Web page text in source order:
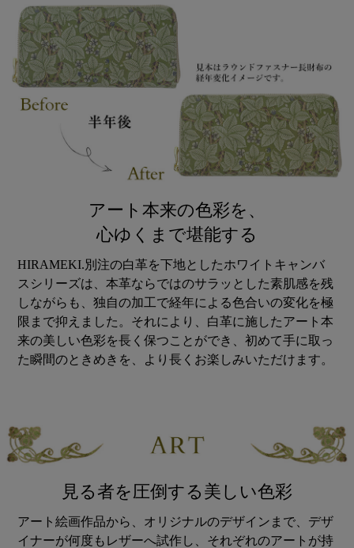
アート本来の色彩を、
心ゆくまで堪能する
HIRAMEKI.別注の白革を下地としたホワイトキャンバ
スシリーズは、本革ならではのサラッとした素肌感を残
しながらも、独自の加工で経年による色合いの変化を極
限まで抑えました。それにより、白革に施したアート本
来の美しい色彩を長く保つことができ、初めて手に取っ
た瞬間のときめきを、より長くお楽しみいただけます。
見る者を圧倒する美しい色彩
アート絵画作品から、オリジナルのデザインまで、デザ
イナーが何度もレザーへ試作し、それぞれのアートが持